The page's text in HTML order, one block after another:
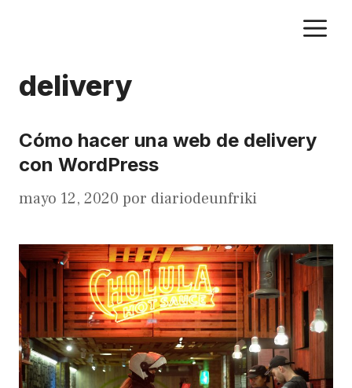
delivery
Cómo hacer una web de delivery
con WordPress
mayo 12, 2020 por diariodeunfriki